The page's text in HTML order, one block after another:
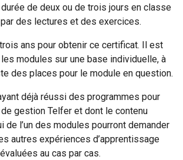
durée de deux ou de trois jours en classe
des lectures et des exercices.
trois ans pour obtenir ce certificat. Il est
modules sur une base individuelle, à
des places pour le module en question.
déjà réussi des programmes pour
de gestion Telfer et dont le contenu
de l’un des modules pourront demander
autres expériences d’apprentissage
au cas par cas.